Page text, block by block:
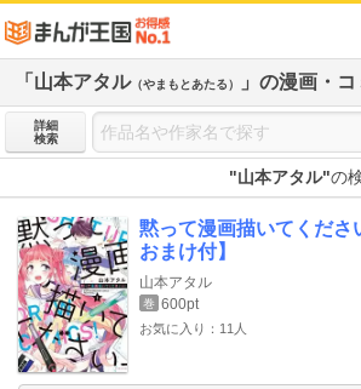
「山本アタル（やまもとあたる） 」の漫画・
詳細
検索
"山本アタル"の
黙って漫画描いてくださ
おまけ付】
山本アタル
巻 600pt
お気に入り：11人